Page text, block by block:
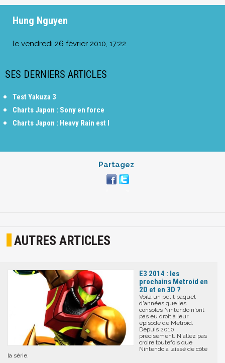
Hung Nguyen
le vendredi 26 février 2010, 17:22
SES DERNIERS ARTICLES
Test Yakuza 3
Charts Japon : Sony en force
Charts Japon : Heavy Rain est l
Partagez
AUTRES ARTICLES
E3 2014 : les
prochains Metroid en
2D et en 3D ?
Voilà un petit paquet
d'années que les
consoles Nintendo n'ont
pas eu droit à leur
épisode de Metroid.
Depuis 2010
précisément. N'allez pas
croire toutefois que
Nintendo a laissé de côté
la série.